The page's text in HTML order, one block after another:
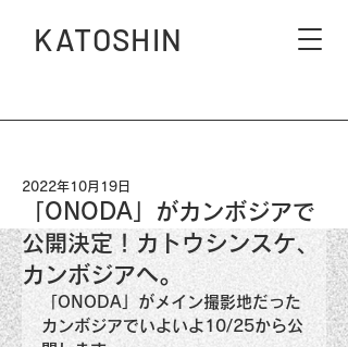
KATOSHIN
「ONODA」がカンボジアで
公開決定！カトウシンスケ、
カンボジアへ。
2022年10月19日
「ONODA」がメイン撮影地だった
カンボジアでいよいよ10/25から公